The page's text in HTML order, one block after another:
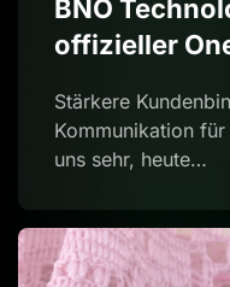
BNO
offizieller
Stärkere
Kommunikation
uns sehr, heute…